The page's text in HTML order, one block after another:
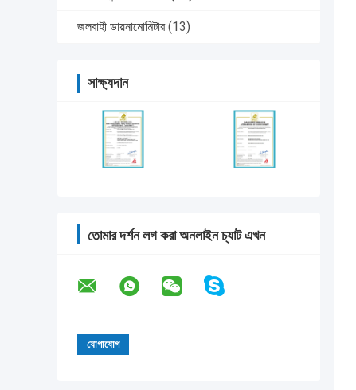
জলবাহী ডায়নামোমিটার (13)
সাক্ষ্যদান
তোমার দর্শন লগ করা অনলাইন চ্যাট এখন